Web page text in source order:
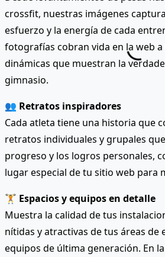
crossfit, nuestras imágenes
esfuerzo y la energía de cada
fotografías cobran vida en la web
dinámicas que muestran la
gimnasio.
👥 Retratos inspiradores
Cada atleta tiene una historia que
retratos individuales y grupales
progreso y los logros personales,
lugar especial de tu sitio web para
🏋️ Espacios y equipos en detalle
Muestra la calidad de tus
nítidas y atractivas de tus áreas de
equipos de última generación. En